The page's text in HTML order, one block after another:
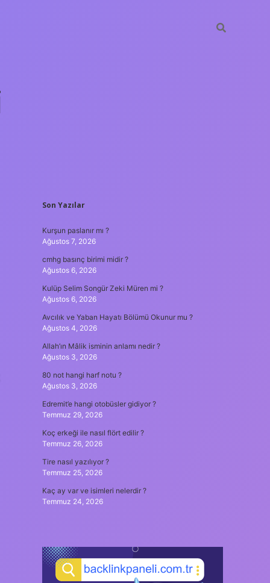
SIDEBAR
Son Yazılar
Kurşun paslanır mı ?
Ağustos 7, 2026
cmhg basınç birimi midir ?
Ağustos 6, 2026
Kulüp Selim Songür Zeki Müren mi ?
Ağustos 6, 2026
Avcılık ve Yaban Hayatı Bölümü Okunur mu ?
Ağustos 4, 2026
Allah’ın Mâlik isminin anlamı nedir ?
Ağustos 3, 2026
80 not hangi harf notu ?
Ağustos 3, 2026
Edremit’e hangi otobüsler gidiyor ?
Temmuz 29, 2026
Koç erkeği ile nasıl flört edilir ?
Temmuz 26, 2026
Tire nasıl yazılıyor ?
Temmuz 25, 2026
Kaç ay var ve isimleri nelerdir ?
Temmuz 24, 2026